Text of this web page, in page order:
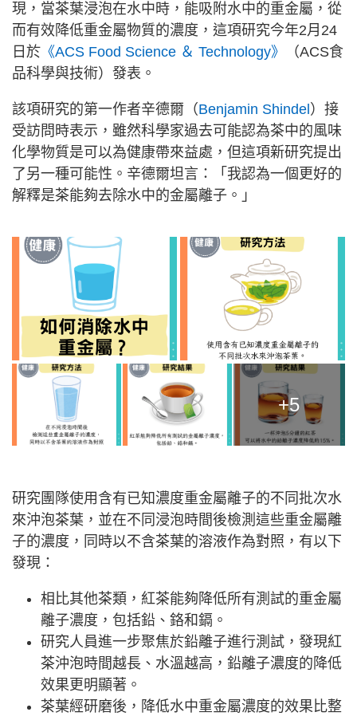
現，當茶葉浸泡在水中時，能吸附水中的重金屬，從
而有效降低重金屬物質的濃度，這項研究今年2月24
日於 《ACS Food Science ＆ Technology》
（ACS食
品科學與技術）發表。
該項研究的第一作者辛德爾（Benjamin Shindel ）接
受訪問時表示，雖然科學家過去可能認為茶中的風味
化學物質是可以為健康帶來益處，但這項新研究提出
了另一種可能性。辛德爾坦言：「我認為一個更好的
解釋是茶能夠去除水中的金屬離子。」
+5
研究團隊使用含有已知濃度重金屬離子的不同批次水
來沖泡茶葉，並在不同浸泡時間後檢測這些重金屬離
子的濃度，同時以不含茶葉的溶液作為對照，有以下
發現：
相比其他茶類，紅茶能夠降低所有測試的重金屬
離子濃度，包括鉛、鉻和鎘。
研究人員進一步聚焦於鉛離子進行測試，發現紅
茶沖泡時間越長、水溫越高，鉛離子濃度的降低
效果更明顯著。
茶葉經研磨後，降低水中重金屬濃度的效果比整